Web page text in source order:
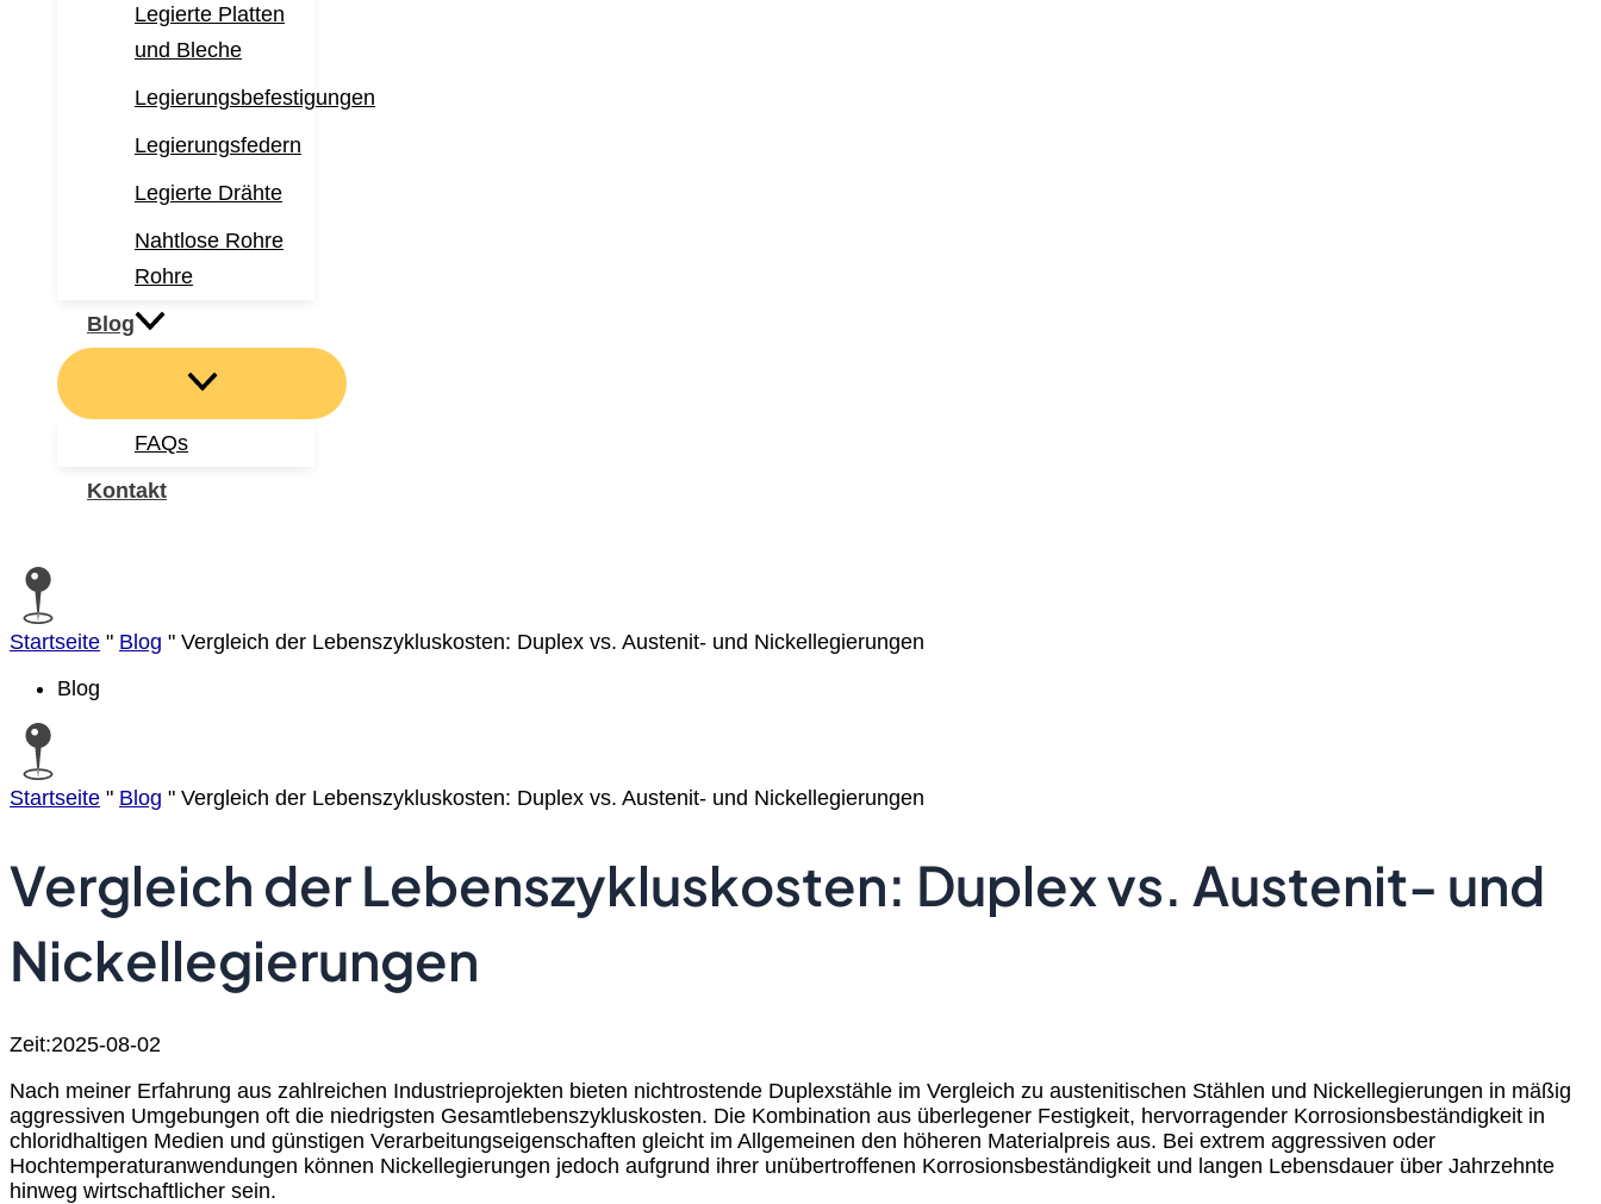
Legierte Platten
und Bleche
Legierungsbefestigungen
Legierungsfedern
Legierte Drähte
Nahtlose Rohre
Rohre
Blog
FAQs
Kontakt
Startseite " Blog " Vergleich der Lebenszykluskosten: Duplex vs. Austenit- und Nickellegierungen
Blog
Startseite " Blog " Vergleich der Lebenszykluskosten: Duplex vs. Austenit- und Nickellegierungen
Vergleich der Lebenszykluskosten: Duplex vs. Austenit- und
Nickellegierungen
Zeit:2025-08-02
Nach meiner Erfahrung aus zahlreichen Industrieprojekten bieten nichtrostende Duplexstähle im Vergleich zu austenitischen Stählen und Nickellegierungen in mäßig
aggressiven Umgebungen oft die niedrigsten Gesamtlebenszykluskosten. Die Kombination aus überlegener Festigkeit, hervorragender Korrosionsbeständigkeit in
chloridhaltigen Medien und günstigen Verarbeitungseigenschaften gleicht im Allgemeinen den höheren Materialpreis aus. Bei extrem aggressiven oder
Hochtemperaturanwendungen können Nickellegierungen jedoch aufgrund ihrer unübertroffenen Korrosionsbeständigkeit und langen Lebensdauer über Jahrzehnte
hinweg wirtschaftlicher sein.